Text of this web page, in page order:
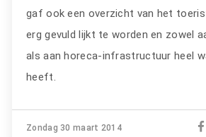
gaf ook een overzicht van het
erg gevuld lijkt te worden en zowel
als aan horeca-infrastructuur heel
heeft.
Zondag 30 maart 2014